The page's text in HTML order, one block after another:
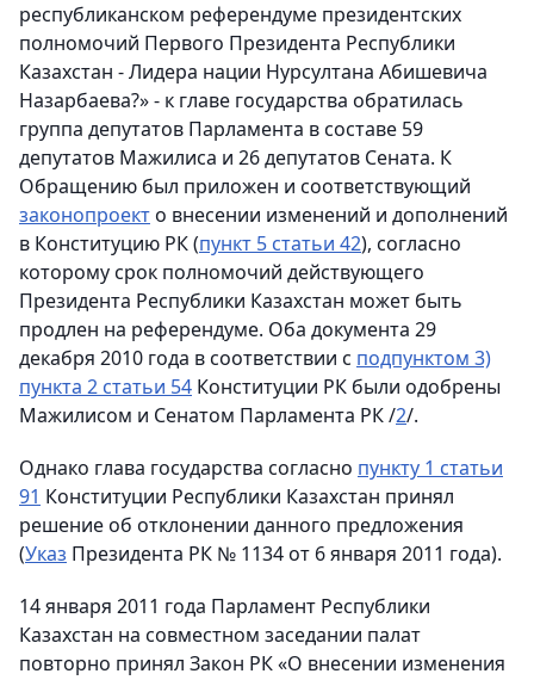
республиканском референдуме президентских
полномочий Первого Президента Республики
Казахстан - Лидера нации Нурсултана Абишевича
Назарбаева?» - к главе государства обратилась
группа депутатов Парламента в составе 59
депутатов Мажилиса и 26 депутатов Сената. К
Обращению был приложен и соответствующий
законопроекто внесении изменений и дополнений
в Конституцию РК (пункт 5 статьи 42), согласно
которому срок полномочий действующего
Президента Республики Казахстан может быть
продлен на референдуме. Оба документа 29
декабря 2010 года в соответствии с подпунктом 3)
пункта 2 статьи 54 Конституции РК были одобрены
Мажилисом и Сенатом Парламента РК /2/.
Однако глава государства согласно пункту 1 статьи
91 Конституции Республики Казахстан принял
решение об отклонении данного предложения
(Указ Президента РК № 1134 от 6 января 2011 года).
14 января 2011 года Парламент Республики
Казахстан на совместном заседании палат
повторно принял Закон РК «О внесении изменения